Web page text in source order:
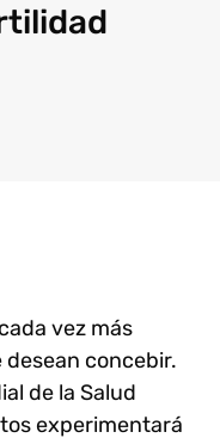
vez más
concebir.
de la Salud
experimentará